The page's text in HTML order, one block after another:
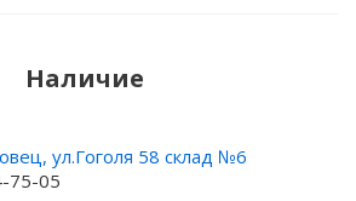
Наличие
ул.Гоголя 58 склад №6
75-05